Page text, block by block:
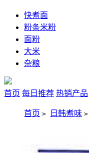
快煮面
粉条米粉
面粉
大米
杂粮
首页 每日推荐 热销产品
首页 > 日韩煮味 >